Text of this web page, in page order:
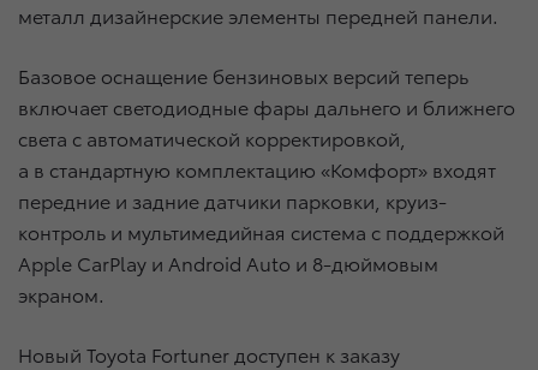
металл дизайнерские элементы передней панели.
Базовое оснащение бензиновых версий теперь
включает светодиодные фары дальнего и ближнего
света с автоматической корректировкой,
а в стандартную комплектацию «Комфорт» входят
передние и задние датчики парковки, круиз-
контроль и мультимедийная система с поддержкой
Apple CarPlay и Android Auto и 8-дюймовым
экраном.
Новый Toyota Fortuner доступен к заказу